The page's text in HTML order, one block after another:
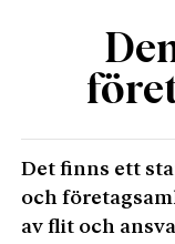
Det finns ett
och
av flit och